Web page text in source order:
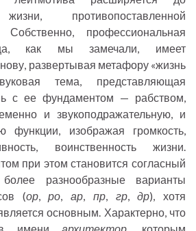
противопоставленной
профессиональная
как мы замечали, имеет
развертывая метафору «жизнь
тема, представляющая
с ее фундаментом — рабством,
и звукоподражательную, и
функции, изображая громкость,
воинственность жизни.
при этом становится согласный
разнообразные варианты
(ор,ро, ар, пр, гр,др), хотя
основным. Характерно, что